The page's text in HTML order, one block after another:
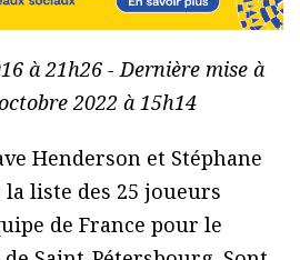
à 21h26 - Dernière mise à
2022 à 15h14
Henderson et Stéphane
liste des 25 joueurs
de France pour le